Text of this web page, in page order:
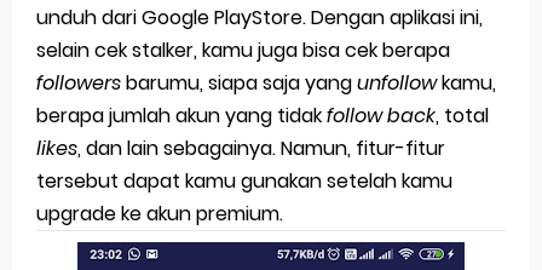
unduh dari Google PlayStore. Dengan aplikasi ini,
selain cek stalker, kamu juga bisa cek berapa
followersbarumu, siapa saja yangunfollowkamu,
berapa jumlah akun yang tidakfollow back, total
likes, dan lain sebagainya. Namun, fitur-fitur
tersebut dapat kamu gunakan setelah kamu
upgrade ke akun premium.